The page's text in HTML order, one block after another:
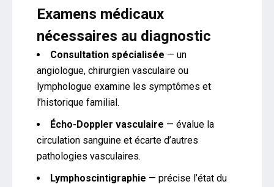
Examens médicaux
nécessaires au diagnostic
Consultation spécialisée — un
angiologue, chirurgien vasculaire ou
lymphologue examine les symptômes et
l’historique familial.
Écho-Doppler vasculaire — évalue la
circulation sanguine et écarte d’autres
pathologies vasculaires.
Lymphoscintigraphie — précise l’état du